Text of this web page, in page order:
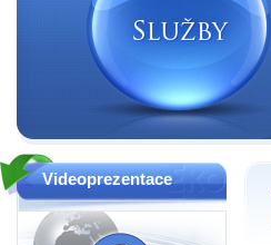
Videoprezentace